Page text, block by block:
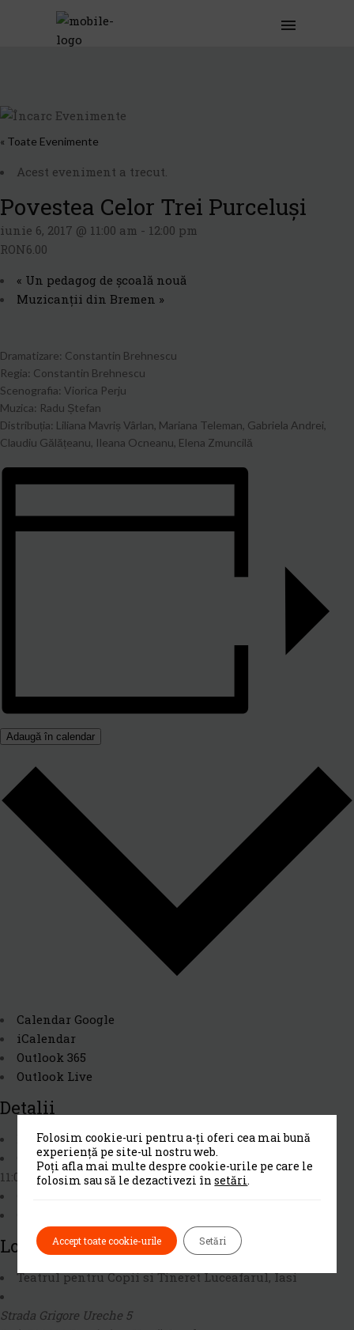
« Toate Evenimente
Acest eveniment a trecut.
Povestea Celor Trei Purceluși
iunie 6, 2017 @ 11:00 am - 12:00 pm
RON6.00
« Un pedagog de școală nouă
Muzicanții din Bremen »
Dramatizare: Constantin Brehnescu
Regia: Constantin Brehnescu
Scenografia: Viorica Perju
Muzica: Radu Ștefan
Distribuția: Liliana Mavriș Vârlan, Mariana Teleman, Gabriela Andrei,
Claudiu Gălățeanu, Ileana Ocneanu, Elena Zmuncilă
Adaugă în calendar
Calendar Google
iCalendar
Outlook 365
Outlook Live
Detalii
Dată: iunie 6, 2017
Oră:
11:00 am - 12:00 pm
Loc De Desfășurare
Teatrul pentru Copii si Tineret Luceafarul, Iasi
Strada Grigore Ureche 5
Folosim cookie-uri pentru a-ți oferi cea mai bună
experiență pe site-ul nostru web.
Poți afla mai multe despre cookie-urile pe care le
folosim sau să le dezactivezi însetări.
Accept toate cookie-urile Setări